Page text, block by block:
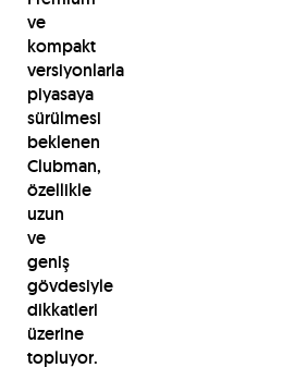
ve
kompakt
versiyonlarla
piyasaya
sürülmesi
beklenen
Clubman,
özellikle
uzun
ve
geniş
gövdesiyle
dikkatleri
üzerine
topluyor.